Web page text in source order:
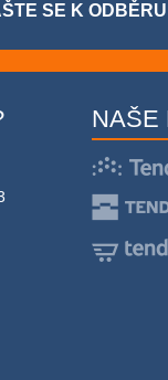
SE K
NAŠE